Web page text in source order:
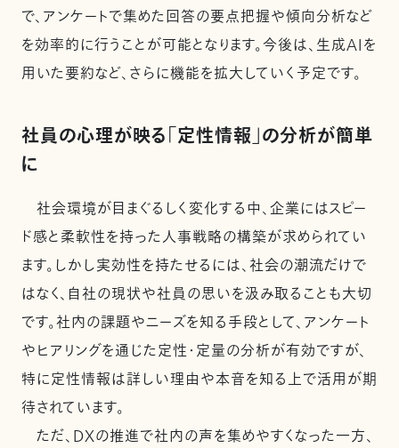
で、アンケートで集めた回答の要点把握や傾向分析など
を効率的に行うことが可能となります。今後は、生成AIを
用いた要約など、さらに機能を拡大していく予定です。
社員の心理が映る「定性情報」の分析が簡単
に
社会環境が目まぐるしく変化する中、企業にはスピー
ド感と柔軟性を持った人事戦略の構築が求められてい
ます。しかし実効性を持たせるには、社会の潮流だけで
はなく、自社の現状や社員の思いを汲み取ることも大切
です。社内の課題やニーズを知る手段として、アンケート
やヒアリングを通じた定性・定量の分析が有効ですが、
特に定性情報は詳しい理由や本音を知る上で活用が期
待されています。
ただ、DXの推進で社内の声を集めやすくなった一方、